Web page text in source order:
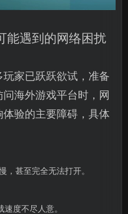
能遇到的网络困扰
家已跃跃欲试，准备
海外游戏平台时，网
验的主要障碍，具体
，甚至完全无法打开。
度不尽人意。